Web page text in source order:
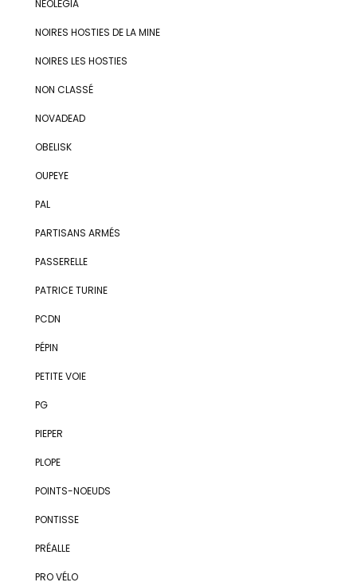
NÉOLÉGIA
NOIRES HOSTIES DE LA MINE
NOIRES LES HOSTIES
NON CLASSÉ
NOVADEAD
OBELISK
OUPEYE
PAL
PARTISANS ARMÉS
PASSERELLE
PATRICE TURINE
PCDN
PÉPIN
PETITE VOIE
PG
PIEPER
PLOPE
POINTS-NOEUDS
PONTISSE
PRÉALLE
PRO VÉLO